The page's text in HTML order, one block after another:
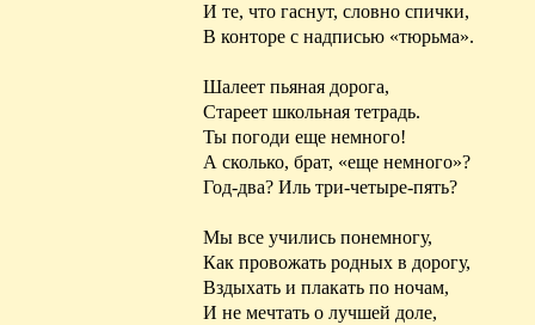
И те, что гаснут, словно спички,
В конторе с надписью «тюрьма».
Шалеет пьяная дорога,
Стареет школьная тетрадь.
Ты погоди еще немного!
А сколько, брат, «еще немного»?
Год-два? Иль три-четыре-пять?
Мы все учились понемногу,
Как провожать родных в дорогу,
Вздыхать и плакать по ночам,
И не мечтать о лучшей доле,